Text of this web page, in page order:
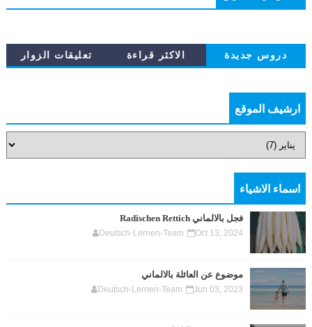
دروس جديدة الاكثر قراءة تعليقات الزوار
ارشيف الموقع
اسماء الاشياء
فجل بالالماني Radischen Rettich
Deutsch-Lernen-Team Oct 13, 2024
موضوع عن العائلة بالالماني
Deutsch-Lernen-Team Jun 03, 2023